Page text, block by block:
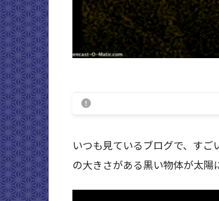
いつも見ているブログで、す
の大きさがある黒い物体が太陽